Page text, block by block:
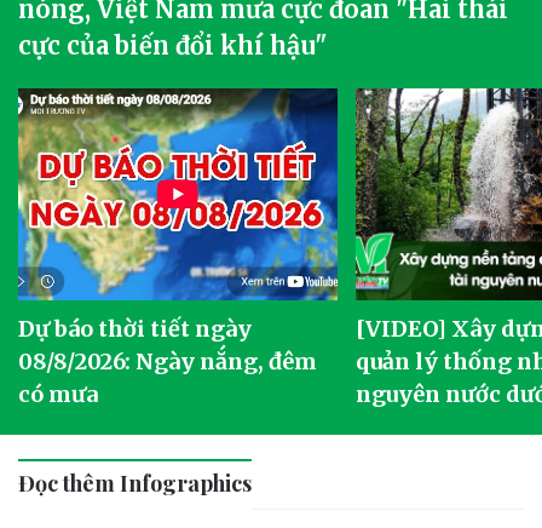
nóng, Việt Nam mưa cực đoan "Hai thái
cực của biến đổi khí hậu"
Dự báo thời tiết ngày
08/8/2026: Ngày nắng, đêm
có mưa
[VIDEO] Xây
quản lý thống
nguyên nước
Đọc thêm Infographics